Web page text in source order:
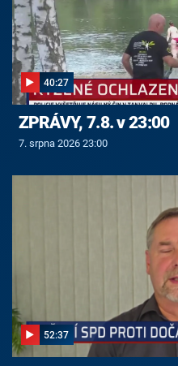
40:27
ZPRÁVY, 7.8. v 23:00
7. srpna 2026 23:00
52:37